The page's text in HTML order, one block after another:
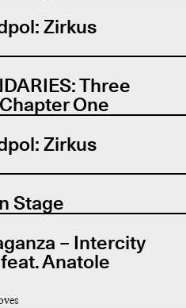
Zirkus
Three
One
Zirkus
Stage
– Intercity
Anatole